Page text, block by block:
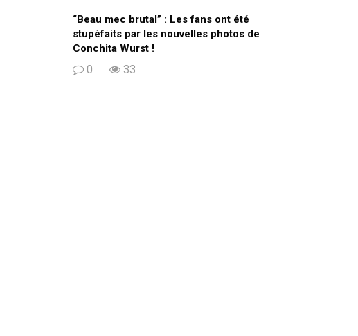
“Beau mec brutal” : Les fans ont été
stupéfaits par les nouvelles photos de
Conchita Wurst !
0 33